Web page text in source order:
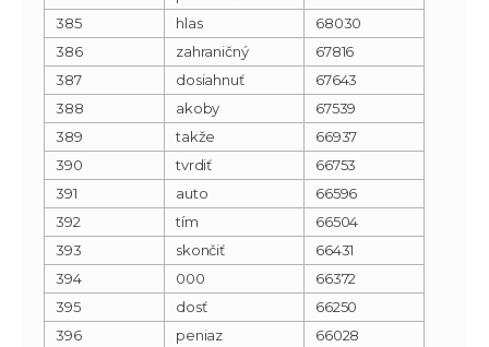
385
hlas
68030
386
zahraničný
67816
387
dosiahnuť
67643
388
akoby
67539
389
takže
66937
390
tvrdiť
66753
391
auto
66596
392
tím
66504
393
skončiť
66431
394
000
66372
395
dosť
66250
396
peniaz
66028